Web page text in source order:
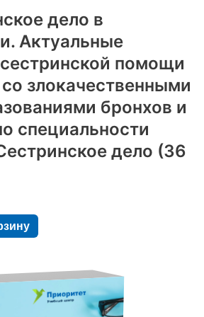
дело в
Актуальные
помощи
злокачественными
бронхов и
специальности
дело (36